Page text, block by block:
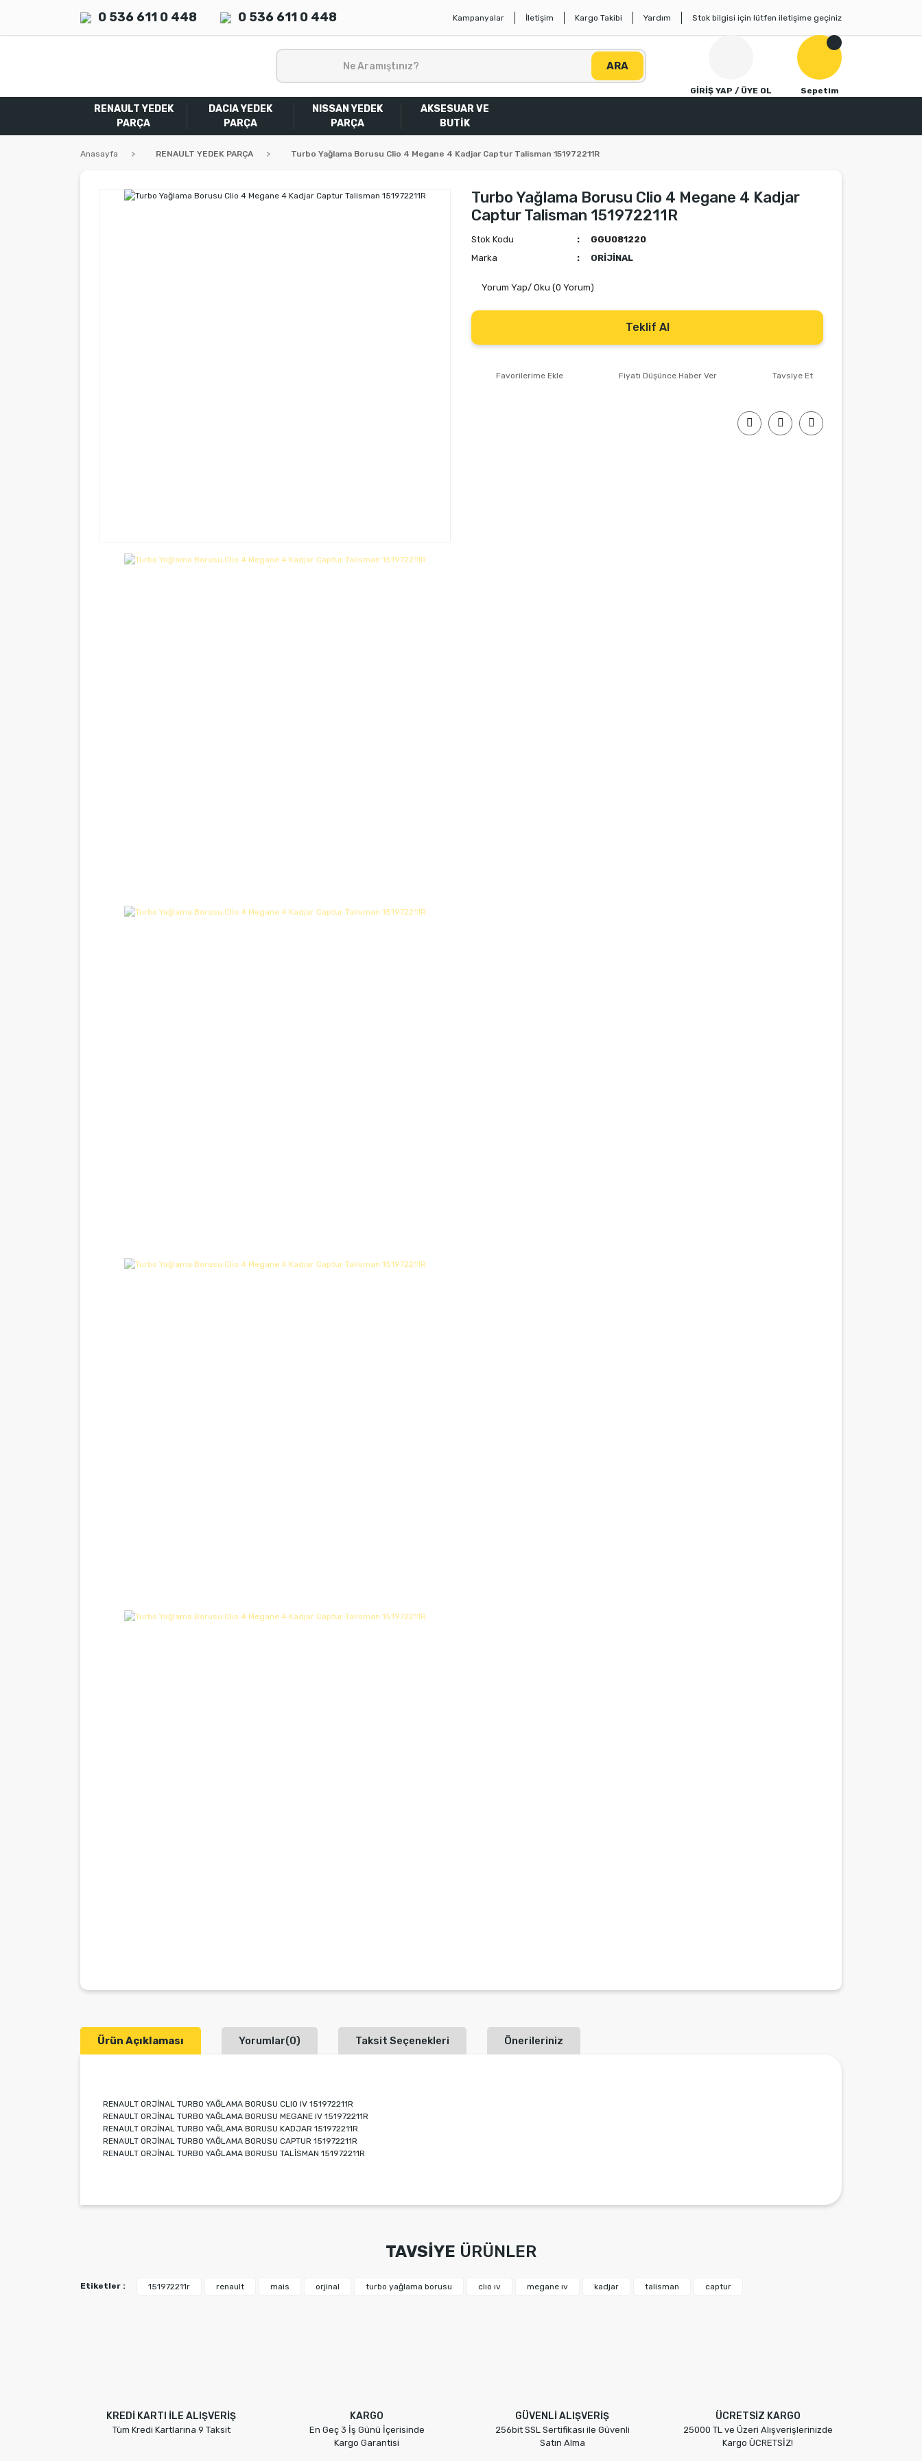
0 536 611 0 448 0 536 611 0 448 Kampanyalar İletişim Kargo Takibi Yardım Stok bilgisi için lütfen iletişime geçiniz
ARA
GİRİŞ YAP / ÜYE OL Sepetim
RENAULT YEDEK
PARÇA
DACIA YEDEK
PARÇA
NISSAN YEDEK
PARÇA
AKSESUAR VE
BUTİK
Anasayfa RENAULT YEDEK PARÇA Turbo Yağlama Borusu Clio 4 Megane 4 Kadjar Captur Talisman 151972211R
Turbo Yağlama Borusu Clio 4 Megane 4 Kadjar
Captur Talisman 151972211R
Stok Kodu
GGU081220
Marka
ORİJİNAL
Yorum Yap/ Oku (0 Yorum)
Teklif Al
Fiyatı Düşünce Haber Ver Tavsiye Et
Ürün Açıklaması Yorumlar(0) Taksit Seçenekleri Önerileriniz
RENAULT ORJİNAL TURBO YAĞLAMA BORUSU CLIO IV 151972211R
RENAULT ORJİNAL TURBO YAĞLAMA BORUSU MEGANE IV 151972211R
RENAULT ORJİNAL TURBO YAĞLAMA BORUSU KADJAR 151972211R
RENAULT ORJİNAL TURBO YAĞLAMA BORUSU CAPTUR 151972211R
RENAULT ORJİNAL TURBO YAĞLAMA BORUSU TALİSMAN 151972211R
Bu ürüne ilk yorumu siz yapın!
Yorum Yaz
TAVSİYE ÜRÜNLER
Etiketler : 151972211r renault mais orjinal turbo yağlama borusu clıo ıv megane ıv kadjar talisman captur
KREDİ KARTI İLE ALIŞVERİŞ
Tüm Kredi Kartlarına 9 Taksit
KARGO
En Geç 3 İş Günü İçerisinde
Kargo Garantisi
GÜVENLİ ALIŞVERİŞ
256bit SSL Sertifikası ile Güvenli
Satın Alma
ÜCRETSİZ KARGO
25000 TL ve Üzeri Alışverişlerinizde
Kargo ÜCRETSİZ!